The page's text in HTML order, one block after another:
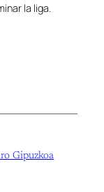
la liga.
Gipuzkoa